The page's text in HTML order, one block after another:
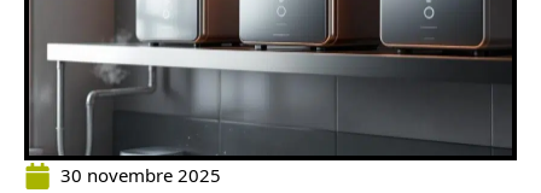
30 novembre 2025